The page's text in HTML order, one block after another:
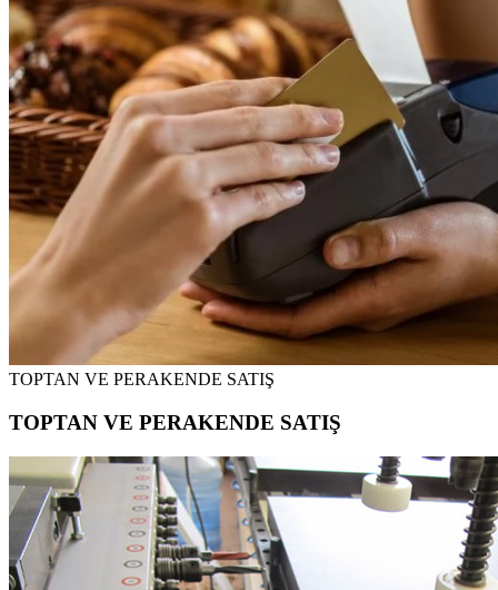
TOPTAN VE PERAKENDE SATIŞ
TOPTAN VE PERAKENDE SATIŞ